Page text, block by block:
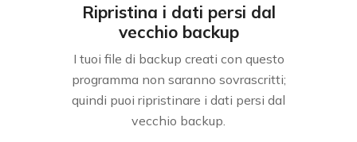
Ripristina i dati persi dal
vecchio backup
I tuoi file di backup creati con questo
programma non saranno sovrascritti;
quindi puoi ripristinare i dati persi dal
vecchio backup.